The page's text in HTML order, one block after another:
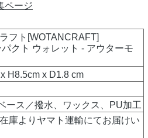
ページ
フト[WOTANCRAFT]
クト ウォレット - アウターモ
H8.5cm x D1.8 cm
ース／撥水、ワックス、PU加工
庫よりヤマト運輸にてお届けい